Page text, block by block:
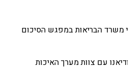
משרד הבריאות במפגש הסיכום
עם צוות מערך האיכות